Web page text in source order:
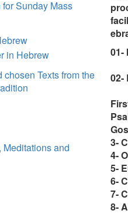
Sunday Mass
in Hebrew
chosen Texts from the
Meditations and
01-
02-
3-
4-
5-
6-
7-
8-